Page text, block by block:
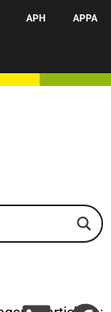
APH APPA